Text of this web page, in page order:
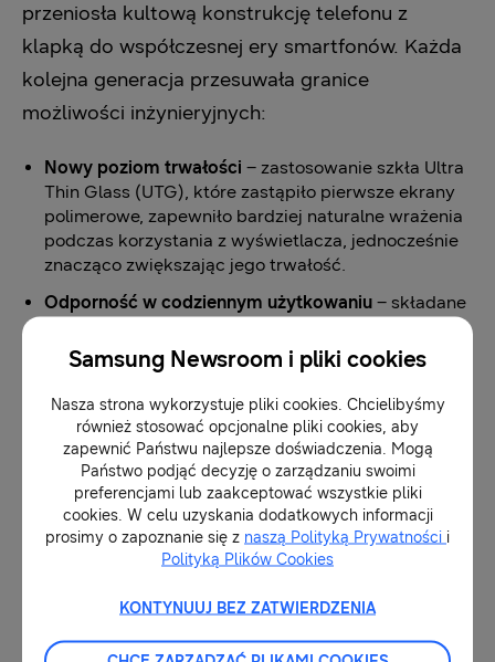
przeniosła kultową konstrukcję telefonu z
klapką do współczesnej ery smartfonów. Każda
kolejna generacja przesuwała granice
możliwości inżynieryjnych:
Nowy poziom trwałości – zastosowanie szkła Ultra
Thin Glass (UTG), które zastąpiło pierwsze ekrany
polimerowe, zapewniło bardziej naturalne wrażenia
podczas korzystania z wyświetlacza, jednocześnie
znacząco zwiększając jego trwałość.
Odporność w codziennym użytkowaniu – składane
odporności IPX8, udowadniając, że składana
konstrukcja może iść w parze z wysoką
wytrzymałością.
Połączenie wzornictwa i funkcjonalności– kolejne
udoskonalenia doprowadziły do opracowania
zawiasu Flex Hinge z konstrukcją bez szczeliny,
dzięki któremu urządzenia stały się smuklejsze,
bardziej eleganckie i jeszcze wygodniejsze w
codziennym użytkowaniu.
Nadchodzi kolejny rozdział innowacji w
składanych smartfonach
Samsung Newsroom i pliki cookies
Nasza strona wykorzystuje pliki cookies. Chcielibyśmy
również stosować opcjonalne pliki cookies, aby
zapewnić Państwu najlepsze doświadczenia. Mogą
Państwo podjąć decyzję o zarządzaniu swoimi
preferencjami lub zaakceptować wszystkie pliki
cookies. W celu uzyskania dodatkowych informacji
prosimy o zapoznanie się z naszą Polityką Prywatności i
Polityką Plików Cookies
KONTYNUUJ BEZ ZATWIERDZENIA